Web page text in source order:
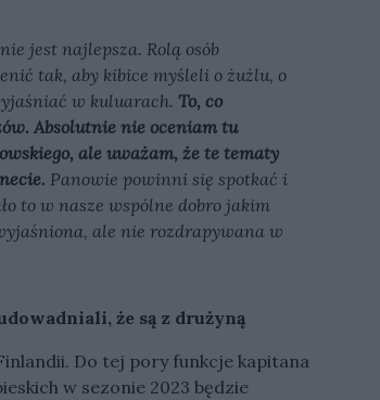
jest najlepsza. Rolą osób
tak, aby kibice myśleli o żużlu, o
w kuluarach. To, co
Absolutnie nie oceniam tu
ale uważam, że te tematy
Panowie powinni się spotkać i
to w nasze wspólne dobro jakim
ale nie rozdrapywana w
że są z drużyną
Do tej pory funkcje kapitana
w sezonie 2023 będzie